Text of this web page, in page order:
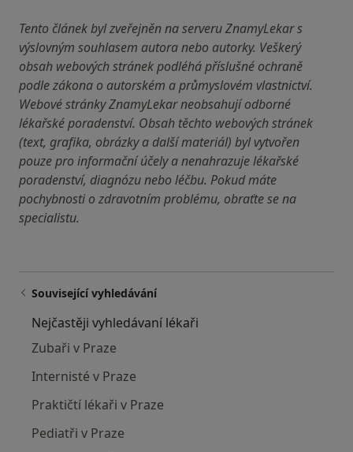
Tento článek byl zveřejněn na serveru ZnamyLekar s
výslovným souhlasem autora nebo autorky. Veškerý
obsah webových stránek podléhá příslušné ochraně
podle zákona o autorském a průmyslovém vlastnictví.
Webové stránky ZnamyLekar neobsahují odborné
lékařské poradenství. Obsah těchto webových stránek
(text, grafika, obrázky a další materiál) byl vytvořen
pouze pro informační účely a nenahrazuje lékařské
poradenství, diagnózu nebo léčbu. Pokud máte
pochybnosti o zdravotním problému, obraťte se na
specialistu.
Související vyhledávání
Nejčastěji vyhledávaní lékaři
Zubaři v Praze
Internisté v Praze
Praktičtí lékaři v Praze
Pediatři v Praze